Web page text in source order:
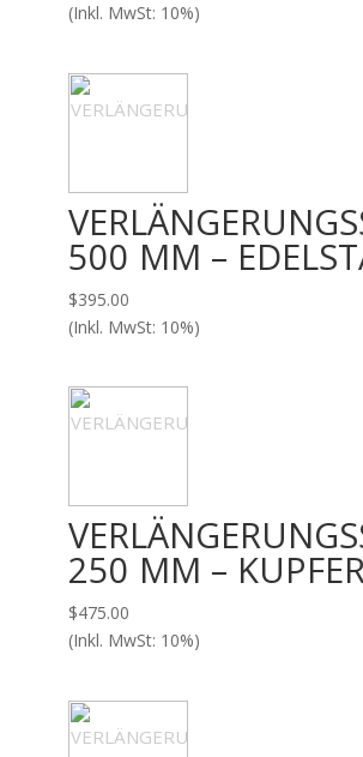
(Inkl. MwSt: 10%)
500 MM –
$395.00
(Inkl. MwSt: 10%)
250 MM –
$475.00
(Inkl. MwSt: 10%)